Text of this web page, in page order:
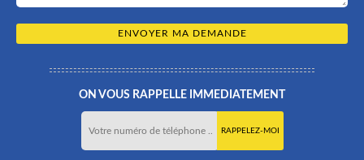
ON VOUS RAPPELLE IMMEDIATEMENT